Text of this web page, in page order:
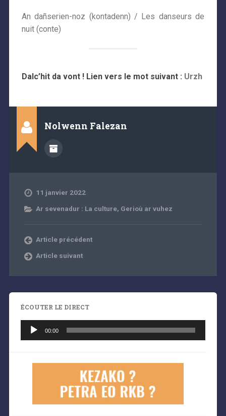
An dañserien-noz (kontadenn) / Les danseurs de
nuit (conte)
Dalc’hit da vont ! Lien vers le mot suivant : Urzh
Nolwenn Falezan
11 janvier 2022
Ar sevenadur : La culture, Gerioù ar vuhez
Article précédent
Article suivant
ÉCOUTER LE DIRECT
audio
00:00